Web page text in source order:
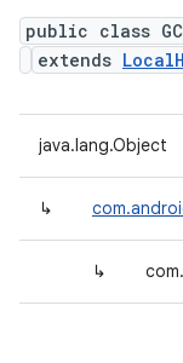
public class
extends
java.lang.Object
↳
↳